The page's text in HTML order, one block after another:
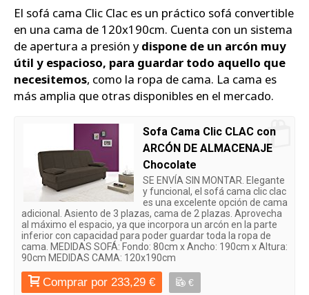
El sofá cama Clic Clac es un práctico sofá convertible
en una cama de 120x190cm. Cuenta con un sistema
de apertura a presión ydispone de un arcón muy
útil y espacioso, para guardar todo aquello que
necesitemos, como la ropa de cama. La cama es
más amplia que otras disponibles en el mercado.
Sofa Cama Clic CLAC con
ARCÓN DE ALMACENAJE
Chocolate
SE ENVÍA SIN MONTAR. Elegante
y funcional, el sofá cama clic clac
es una excelente opción de cama
adicional. Asiento de 3 plazas, cama de 2 plazas. Aprovecha
al máximo el espacio, ya que incorpora un arcón en la parte
inferior con capacidad para poder guardar toda la ropa de
cama. MEDIDAS SOFÁ: Fondo: 80cm x Ancho: 190cm x Altura:
90cm MEDIDAS CAMA: 120x190cm
Comprar por 233,29 € €